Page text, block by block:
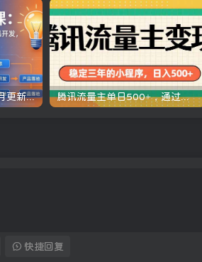
AI编程实战课-第三期-5月更新：零基础从创意到变现，覆盖全品类产品开发，把想法变成赚钱项目 腾讯流量主单日500+，通过搭建实用工具类小程序，达到稳定躺赚腾讯广告收益
快捷回复